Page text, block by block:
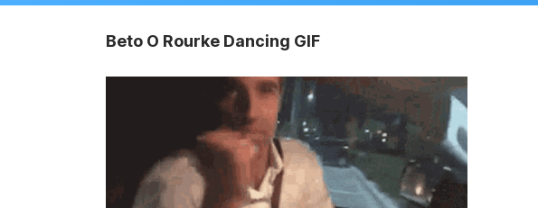
Beto O Rourke Dancing GIF